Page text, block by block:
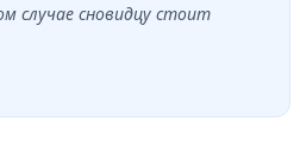
случае сновидцу стоит